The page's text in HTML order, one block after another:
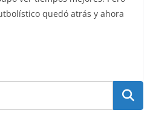
quedó atrás y ahora